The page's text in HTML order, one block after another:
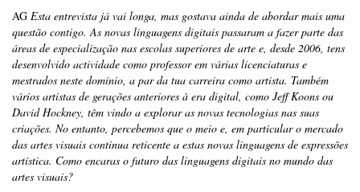
AG Esta entrevista já vai longa, mas gostava ainda de abordar mais uma
questão contigo. As novas linguagens digitais passaram a fazer parte das
áreas de especialização nas escolas superiores de arte e, desde 2006, tens
desenvolvido actividade como professor em várias licenciaturas e
mestrados neste domínio, a par da tua carreira como artista. Também
vários artistas de gerações anteriores à era digital, como Jeff Koons ou
David Hockney, têm vindo a explorar as novas tecnologias nas suas
criações. No entanto, percebemos que o meio e, em particular o mercado
das artes visuais continua reticente a estas novas linguagens de expressões
artística. Como encaras o futuro das linguagens digitais no mundo das
artes visuais?